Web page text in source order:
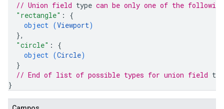
// Union field type can be only one of the
"rectangle" : {
object (Viewport)
},
"circle" : {
object (Circle)
}
// End of list of possible types for union field
}